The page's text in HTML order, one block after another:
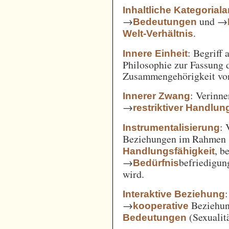
Inhaltliche
→Bedeutungen und →
Welt-Verhältnis.
Innere Einheit: Begriff
Philosophie zur
Zusammengehörigkeit
Innerer Zwang:
→restriktiver
Instrumentalisierung:
Beziehungen im
Handlungsfähigkeit,
→Bedürfnis
wird.
Interaktive Beziehung
→kooperative
Bedeutungen